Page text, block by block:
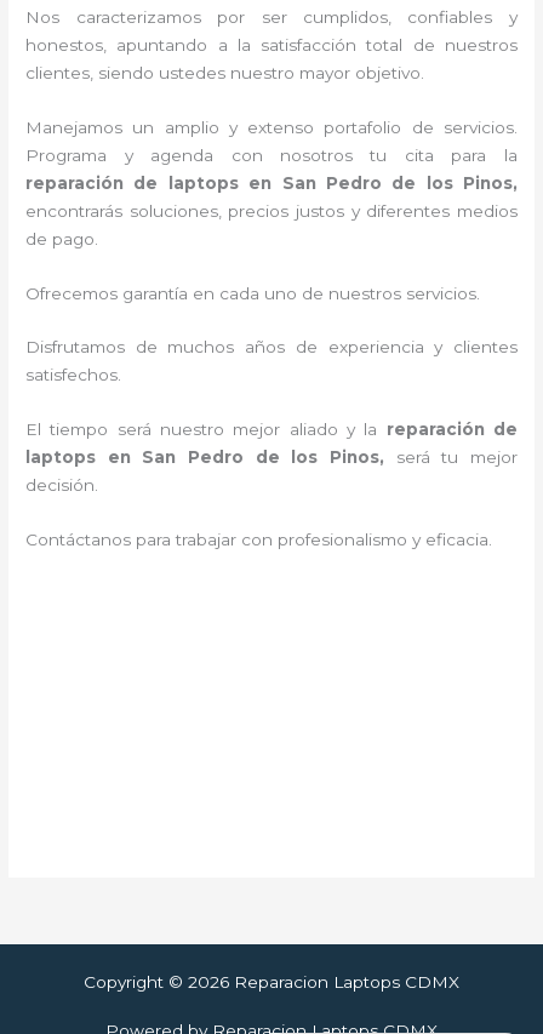
Nos caracterizamos por ser cumplidos, confiables y
honestos, apuntando a la satisfacción total de nuestros
clientes, siendo ustedes nuestro mayor objetivo.
Manejamos un amplio y extenso portafolio de servicios.
Programa y agenda con nosotros tu cita para la
reparación de laptops en San Pedro de los Pinos,
encontrarás soluciones, precios justos y diferentes medios
de pago.
Ofrecemos garantía en cada uno de nuestros servicios.
Disfrutamos de muchos años de experiencia y clientes
satisfechos.
El tiempo será nuestro mejor aliado y la reparación de
laptops en San Pedro de los Pinos, será tu mejor
decisión.
Contáctanos para trabajar con profesionalismo y eficacia.
Copyright © 2026 Reparacion Laptops CDMX